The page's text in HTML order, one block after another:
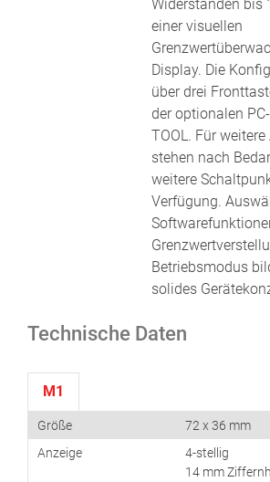
Widerständen bis
einer visuellen
Display. Die
über drei
der optionalen
TOOL. Für
stehen nach
weitere
Verfügung.
Betriebsmodus
solides
Technische Daten
M1
Größe
72 x 36 mm
Anzeige
4-stellig
14 mm